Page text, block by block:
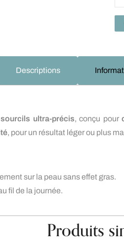
Descriptions
ultra-précis, conçu pour
, pour un résultat léger ou plus
sur la peau sans effet gras.
fil de la journée.
Produits